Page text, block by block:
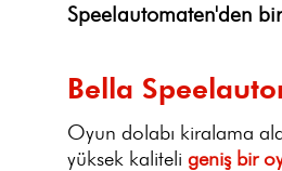
Speelautomaten'den
Bella
Oyun dolabı kiralama
yüksek kaliteli geniş bir